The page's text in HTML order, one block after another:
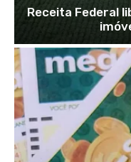
Receita Federal